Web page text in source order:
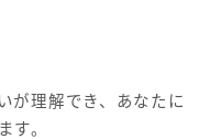
が理解でき、あなたに
す。